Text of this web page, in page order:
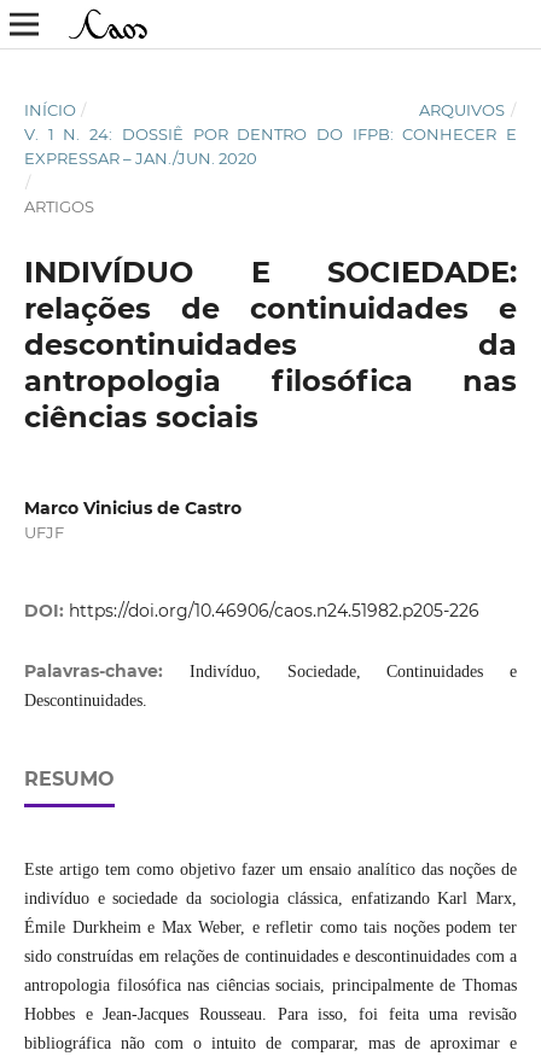
INÍCIO / ARQUIVOS /
V. 1 N. 24: DOSSIÊ POR DENTRO DO IFPB: CONHECER E
EXPRESSAR – JAN./JUN. 2020
/
ARTIGOS
INDIVÍDUO E SOCIEDADE:
relações de continuidades e
descontinuidades da
antropologia filosófica nas
ciências sociais
Marco Vinicius de Castro
UFJF
DOI: https://doi.org/10.46906/caos.n24.51982.p205-226
Palavras-chave:
Indivíduo, Sociedade, Continuidades e
Descontinuidades.
RESUMO
Este artigo tem como objetivo fazer um ensaio analítico das noções de
indivíduo e sociedade da sociologia clássica, enfatizando Karl Marx,
Émile Durkheim e Max Weber, e refletir como tais noções podem ter
sido construídas em relações de continuidades e descontinuidades com a
antropologia filosófica nas ciências sociais, principalmente de Thomas
Hobbes e Jean-Jacques Rousseau. Para isso, foi feita uma revisão
bibliográfica não com o intuito de comparar, mas de aproximar e